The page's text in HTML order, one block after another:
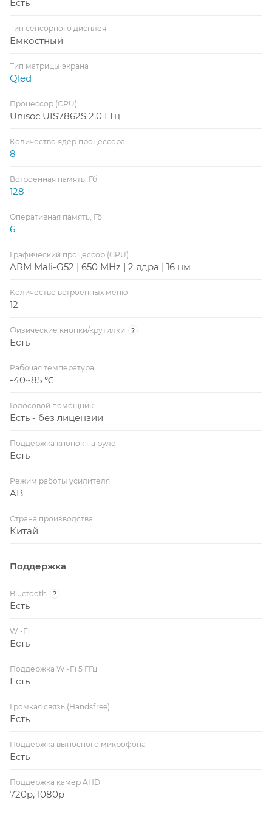
Есть
Тип сенсорного дисплея
Емкостный
Тип матрицы экрана
Qled
Процессор (CPU)
Unisoc UIS7862S 2.0 ГГц
Количество ядер процессора
8
Встроенная память, Гб
128
Оперативная память, Гб
6
Графический процессор (GPU)
ARM Mali-G52 | 650 MHz | 2 ядра | 16 нм
Количество встроенных меню
12
Физические кнопки/крутилки ?
Есть
Рабочая температура
-40~85 ℃
Голосовой помощник
Есть - без лицензии
Поддержка кнопок на руле
Есть
Режим работы усилителя
AB
Страна производства
Китай
Поддержка
Bluetooth ?
Есть
Wi-Fi
Есть
Поддержка Wi-Fi 5 ГГц
Есть
Громкая связь (Handsfree)
Есть
Поддержка выносного микрофона
Есть
Поддержка камер AHD
720p, 1080p